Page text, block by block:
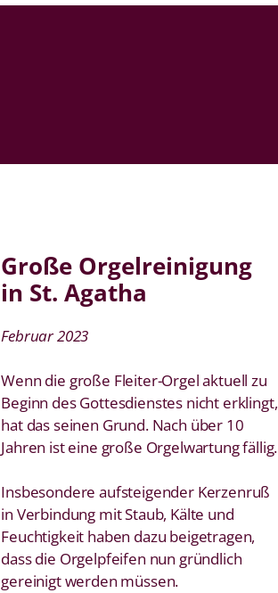
Große Orgelreinigung
in St. Agatha
Februar 2023
Wenn die große Fleiter-Orgel aktuell zu
Beginn des Gottesdienstes nicht erklingt,
hat das seinen Grund. Nach über 10
Jahren ist eine große Orgelwartung fällig.
Insbesondere aufsteigender Kerzenruß
in Verbindung mit Staub, Kälte und
Feuchtigkeit haben dazu beigetragen,
dass die Orgelpfeifen nun gründlich
gereinigt werden müssen.